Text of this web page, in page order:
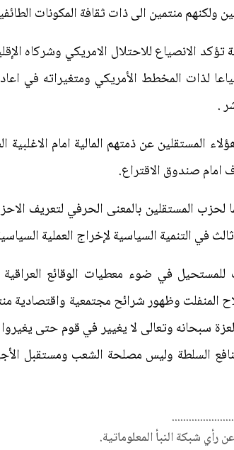
منتمين الى ذات ثقافة المكونات
تؤكد الانصياع للاحتلال الامريكي وشركاه
لذات المخطط الأمريكي ومتغيراته في
.
المستقلين عن ذمتهم المالية امام
صندوق الاقتراع.
لحزب المستقلين بالمعنى الحرفي لتعريف
التنمية السياسية لإخراج العملية
في ضوء معطيات الوقائع العراقية
المنفلت وظهور شرائح مجتمعية واقتصادية
سبحانه وتعالى لا يغيير في قوم حتى
وليس مصلحة الشعب ومستقبل
رأي شبكة النبأ المعلوماتية.